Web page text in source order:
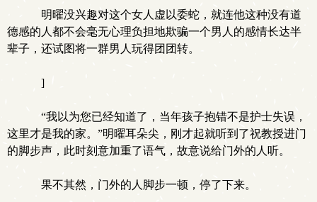
明曜没兴趣对这个女人虚以委蛇，就连他这种没有道
德感的人都不会毫无心理负担地欺骗一个男人的感情长达半
辈子，还试图将一群男人玩得团团转。
]
“我以为您已经知道了，当年孩子抱错不是护士失误，
这里才是我的家。”明曜耳朵尖，刚才起就听到了祝教授进门
的脚步声，此时刻意加重了语气，故意说给门外的人听。
果不其然，门外的人脚步一顿，停了下来。